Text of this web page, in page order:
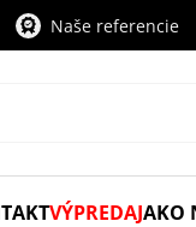
Naše referencie
VÝPREDAJAKO